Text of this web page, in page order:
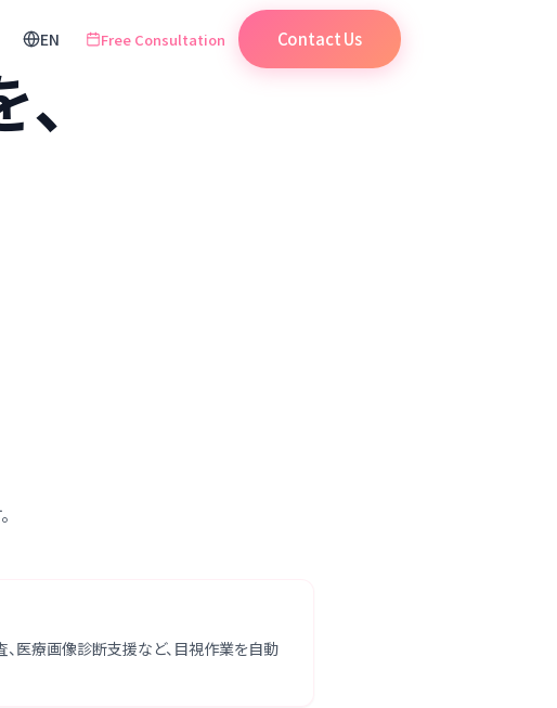
EN Free Consultation Contact Us
、医療画像診断支援など、目視作業を自動